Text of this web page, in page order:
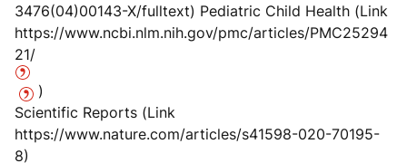
3476(04)00143-X/fulltext) Pediatric Child Health (Link
https://www.ncbi.nlm.nih.gov/pmc/articles/PMC25294
21/
)
Scientific Reports (Link
https://www.nature.com/articles/s41598-020-70195-
8)